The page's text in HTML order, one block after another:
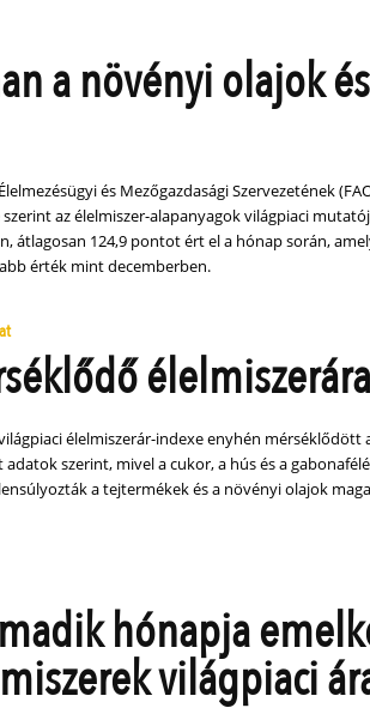
a növényi olajok
és Mezőgazdasági Szervezetének
szerint az élelmiszer-alapanyagok világpiaci
átlagosan 124,9 pontot ért el a hónap során,
érték mint decemberben.
világpiaci élelmiszerár-indexe enyhén mérséklődött
adatok szerint, mivel a cukor, a hús és a
a tejtermékek és a növényi olajok
hónapja
világpiaci